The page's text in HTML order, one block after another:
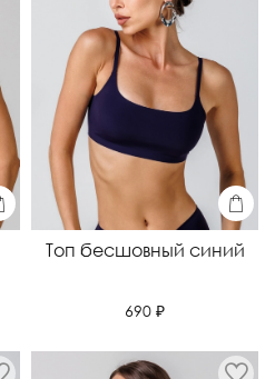
Топ бесшовный синий
690 ₽